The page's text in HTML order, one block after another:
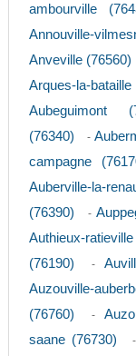
ambourville
Annouville-
Anveville (76560)
Arques-la-
Aubeguimont
(76340)
-
campagne
Auberville-la-
(76390)
-
Authieux-
(76190)
-
Auzouville-
(76760)
-
saane (76730)